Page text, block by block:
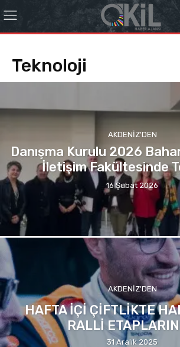
Teknoloji
AKDENIZ'DEN
Danışma Kurulu 2026
İletişim Fakültesinde
16 Şubat 2026
AKDENIZ'DEN
HAFTA İÇİ ÇİFTLİKTE
RALLİ
31 Aralık 2025